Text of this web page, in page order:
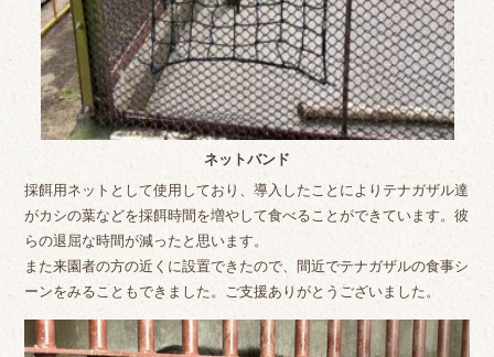
ネットバンド
採餌用ネットとして使用しており、導入したことによりテナガザル達
がカシの葉などを採餌時間を増やして食べることができています。彼
らの退屈な時間が減ったと思います。
また来園者の方の近くに設置できたので、間近でテナガザルの食事シ
ーンをみることもできました。ご支援ありがとうございました。